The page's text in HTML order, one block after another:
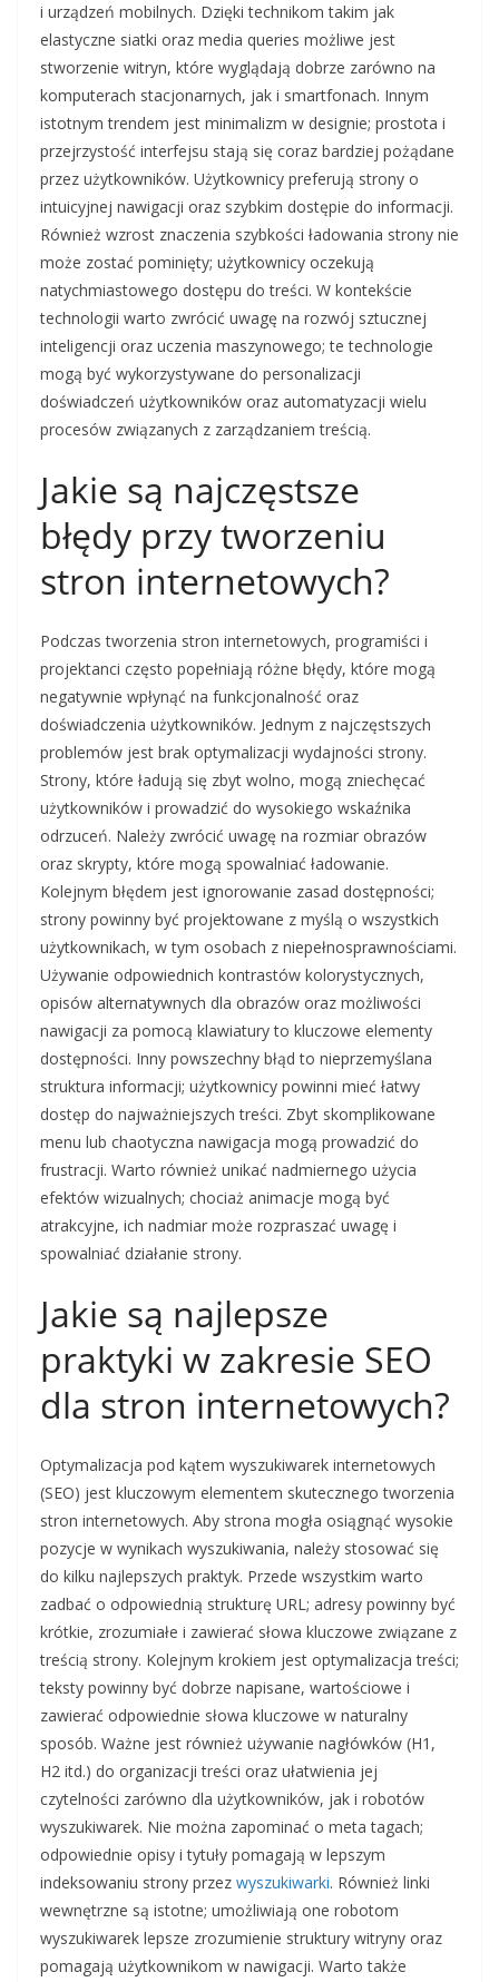
i urządzeń mobilnych. Dzięki technikom takim jak
elastyczne siatki oraz media queries możliwe jest
stworzenie witryn, które wyglądają dobrze zarówno na
komputerach stacjonarnych, jak i smartfonach. Innym
istotnym trendem jest minimalizm w designie; prostota i
przejrzystość interfejsu stają się coraz bardziej pożądane
przez użytkowników. Użytkownicy preferują strony o
intuicyjnej nawigacji oraz szybkim dostępie do informacji.
Również wzrost znaczenia szybkości ładowania strony nie
może zostać pominięty; użytkownicy oczekują
natychmiastowego dostępu do treści. W kontekście
technologii warto zwrócić uwagę na rozwój sztucznej
inteligencji oraz uczenia maszynowego; te technologie
mogą być wykorzystywane do personalizacji
doświadczeń użytkowników oraz automatyzacji wielu
procesów związanych z zarządzaniem treścią.
Jakie są najczęstsze
błędy przy tworzeniu
stron internetowych?
Podczas tworzenia stron internetowych, programiści i
projektanci często popełniają różne błędy, które mogą
negatywnie wpłynąć na funkcjonalność oraz
doświadczenia użytkowników. Jednym z najczęstszych
problemów jest brak optymalizacji wydajności strony.
Strony, które ładują się zbyt wolno, mogą zniechęcać
użytkowników i prowadzić do wysokiego wskaźnika
odrzuceń. Należy zwrócić uwagę na rozmiar obrazów
oraz skrypty, które mogą spowalniać ładowanie.
Kolejnym błędem jest ignorowanie zasad dostępności;
strony powinny być projektowane z myślą o wszystkich
użytkownikach, w tym osobach z niepełnosprawnościami.
Używanie odpowiednich kontrastów kolorystycznych,
opisów alternatywnych dla obrazów oraz możliwości
nawigacji za pomocą klawiatury to kluczowe elementy
dostępności. Inny powszechny błąd to nieprzemyślana
struktura informacji; użytkownicy powinni mieć łatwy
dostęp do najważniejszych treści. Zbyt skomplikowane
menu lub chaotyczna nawigacja mogą prowadzić do
frustracji. Warto również unikać nadmiernego użycia
efektów wizualnych; chociaż animacje mogą być
atrakcyjne, ich nadmiar może rozpraszać uwagę i
spowalniać działanie strony.
Jakie są najlepsze
praktyki w zakresie SEO
dla stron internetowych?
Optymalizacja pod kątem wyszukiwarek internetowych
(SEO) jest kluczowym elementem skutecznego tworzenia
stron internetowych. Aby strona mogła osiągnąć wysokie
pozycje w wynikach wyszukiwania, należy stosować się
do kilku najlepszych praktyk. Przede wszystkim warto
zadbać o odpowiednią strukturę URL; adresy powinny być
krótkie, zrozumiałe i zawierać słowa kluczowe związane z
treścią strony. Kolejnym krokiem jest optymalizacja treści;
teksty powinny być dobrze napisane, wartościowe i
zawierać odpowiednie słowa kluczowe w naturalny
sposób. Ważne jest również używanie nagłówków (H1,
H2 itd.) do organizacji treści oraz ułatwienia jej
czytelności zarówno dla użytkowników, jak i robotów
wyszukiwarek. Nie można zapominać o meta tagach;
odpowiednie opisy i tytuły pomagają w lepszym
indeksowaniu strony przez wyszukiwarki. Również linki
wewnętrzne są istotne; umożliwiają one robotom
wyszukiwarek lepsze zrozumienie struktury witryny oraz
pomagają użytkownikom w nawigacji. Warto także